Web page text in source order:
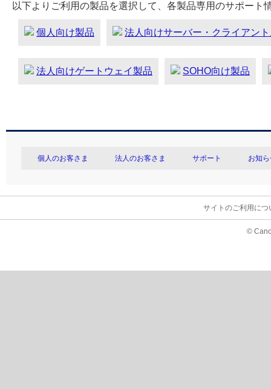
以下よりご利用の製品を選択して、各製品専用のサポート
個人向け製品 法人向けサーバー・クライアン
法人向けゲートウェイ製品 SOHO向け製品
個人のお客さま 法人のお客さま サポート お知
サイトのご利用につ
©